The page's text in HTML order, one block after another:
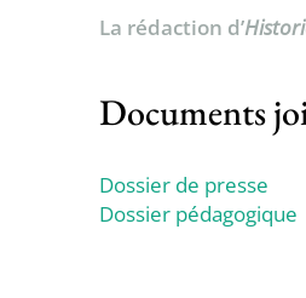
La rédaction d’
Documents
Dossier de presse
Dossier pédagogique